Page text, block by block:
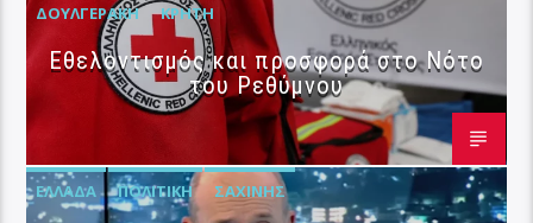
ΔΟΥΛΓΕΡΆΚΗ ΚΡΉΤΗ
Εθελοντισμός και προσφορά στο Νότο
του Ρεθύμνου
ΕΛΛΆΔΑ ΠΟΛΙΤΙΚΉ ΣΑΧΊΝΗΣ